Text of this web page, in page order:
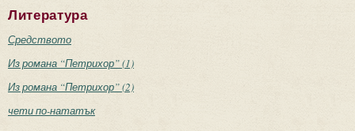
Литература
Средството
Из романа “Петрихор” (1)
Из романа “Петрихор” (2)
чети по-нататък